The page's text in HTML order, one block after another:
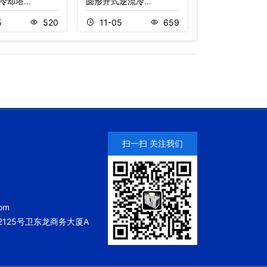
520 11-05 659
号卫东龙商务大厦A
扫一扫 关注我们